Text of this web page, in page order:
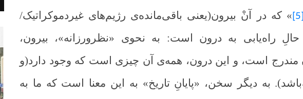
[5]
» که در آنْ بیرون(یعنی باقی‌مانده‌ی رژیم‌های غیردموکراتیک/
حالِ راه‌یابی به درون است: به نحوی «نظرورزانه»، بیرون،
مندرج است، و این درون، همه‌ی آن چیزی است که وجود دارد(و
به دیگر سخن، «پایانِ تاریخ» به این معنا است که ما به